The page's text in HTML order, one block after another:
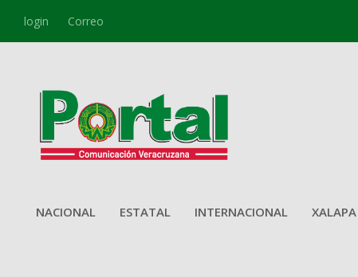
login Correo
NACIONAL ESTATAL INTERNACIONAL XALAPA